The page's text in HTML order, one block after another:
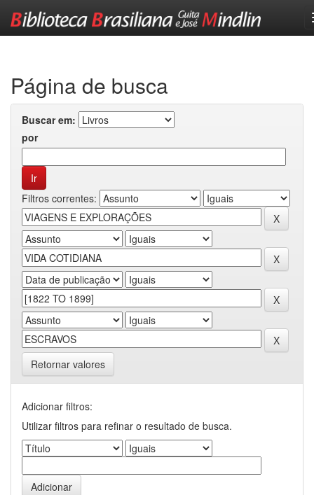
Página de busca
Buscar em:
por
Filtros correntes:
Retornar valores
Adicionar filtros:
Utilizar filtros para refinar o resultado de busca.